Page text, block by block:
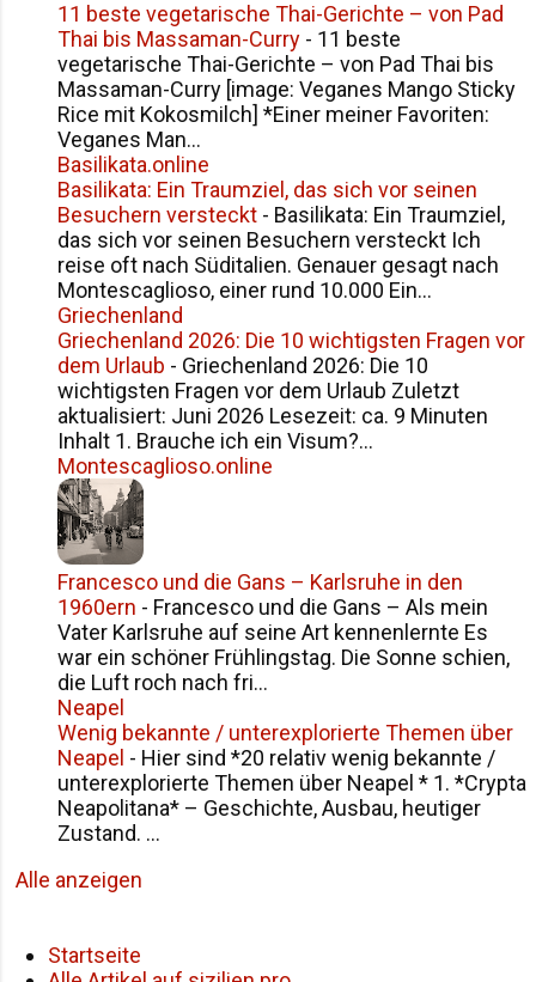
11 beste vegetarische Thai-Gerichte – von Pad
Thai bis Massaman-Curry - 11 beste
vegetarische Thai-Gerichte – von Pad Thai bis
Massaman-Curry [image: Veganes Mango Sticky
Rice mit Kokosmilch] *Einer meiner Favoriten:
Veganes Man...
Basilikata.online
Basilikata: Ein Traumziel, das sich vor seinen
Besuchern versteckt - Basilikata: Ein Traumziel,
das sich vor seinen Besuchern versteckt Ich
reise oft nach Süditalien. Genauer gesagt nach
Montescaglioso, einer rund 10.000 Ein...
Griechenland
Griechenland 2026: Die 10 wichtigsten Fragen vor
dem Urlaub - Griechenland 2026: Die 10
wichtigsten Fragen vor dem Urlaub Zuletzt
aktualisiert: Juni 2026 Lesezeit: ca. 9 Minuten
Inhalt 1. Brauche ich ein Visum?...
Montescaglioso.online
Francesco und die Gans – Karlsruhe in den
1960ern - Francesco und die Gans – Als mein
Vater Karlsruhe auf seine Art kennenlernte Es
war ein schöner Frühlingstag. Die Sonne schien,
die Luft roch nach fri...
Neapel
Wenig bekannte / unterexplorierte Themen über
Neapel - Hier sind *20 relativ wenig bekannte /
unterexplorierte Themen über Neapel * 1. *Crypta
Neapolitana* – Geschichte, Ausbau, heutiger
Zustand. ...
Alle anzeigen
Startseite